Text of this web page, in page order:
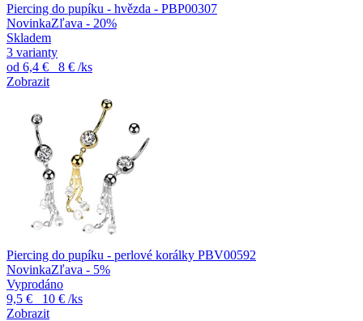
Piercing do pupíku - hvězda - PBP00307
NovinkaZľava - 20%
Skladem
3 varianty
od 6,4 € 8 € /ks
Zobrazit
Piercing do pupíku - perlové korálky PBV00592
NovinkaZľava - 5%
Vyprodáno
9,5 €
10 € /ks
Zobrazit